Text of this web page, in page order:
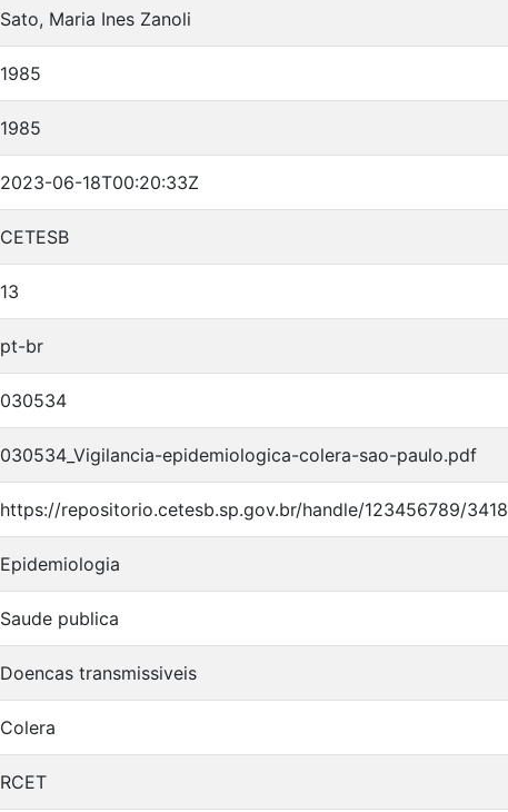
Sato, Maria Ines Zanoli
1985
1985
2023-06-18T00:20:33Z
CETESB
13
pt-br
030534
030534_Vigilancia-epidemiologica-colera-sao-paulo.pdf
https://repositorio.cetesb.sp.gov.br/handle/123456789/3418
Epidemiologia
Saude publica
Doencas transmissiveis
Colera
RCET